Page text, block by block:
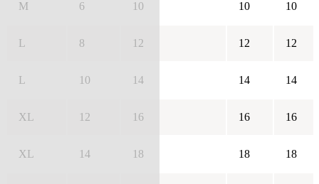
M 6 10 10 10
L 8 12 12 12
L 10 14 14 14
XL 12 16 16 16
XL 14 18 18 18